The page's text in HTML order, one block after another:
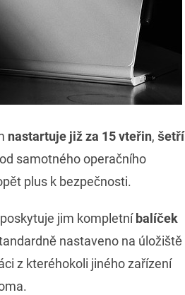
nastartuje jižza 15 vteřin, šetří
samotného operačního
plus k bezpečnosti.
jim kompletní balíček
nastaveno na úložiště
z kteréhokoli jiného zařízení